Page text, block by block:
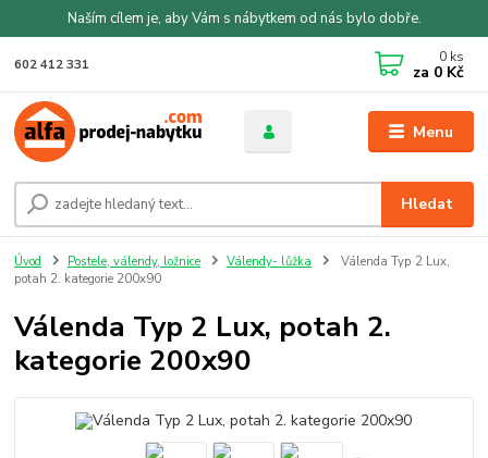
Naším cílem je, aby Vám s nábytkem od nás bylo dobře.
Menu
Hledat
602 412 331 0 ks
za 0 Kč
Úvod Postele, válendy, ložnice Válendy- lůžka
Válenda Typ 2 Lux,
potah 2. kategorie 200x90
Válenda Typ 2 Lux, potah 2.
kategorie 200x90